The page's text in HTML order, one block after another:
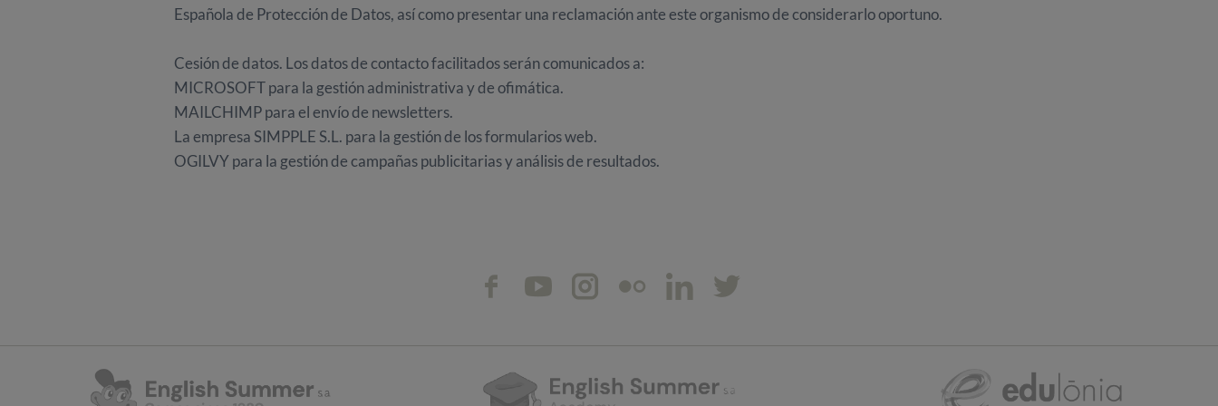
Española de Protección de Datos, así como presentar una reclamación ante este organismo de considerarlo oportuno.
Cesión de datos. Los datos de contacto facilitados serán comunicados a:
MICROSOFT para la gestión administrativa y de ofimática.
MAILCHIMP para el envío de newsletters.
La empresa SIMPPLE S.L. para la gestión de los formularios web.
OGILVY para la gestión de campañas publicitarias y análisis de resultados.